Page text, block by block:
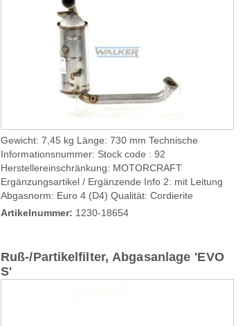
Gewicht: 7,45 kg Länge: 730 mm Technische
Informationsnummer: Stock code : 92
Herstellereinschränkung: MOTORCRAFT
Ergänzungsartikel / Ergänzende Info 2: mit Leitung
Abgasnorm: Euro 4 (D4) Qualität: Cordierite
Artikelnummer: 1230-18654
Ruß-/Partikelfilter, Abgasanlage 'EVO
S'